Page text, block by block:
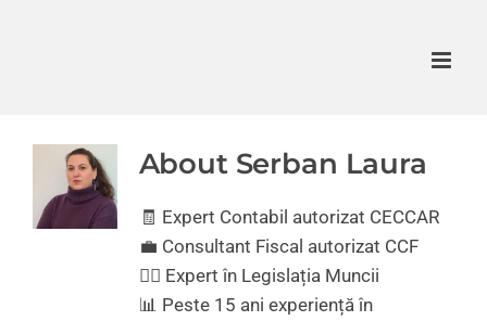
About Serban Laura
🧾 Expert Contabil autorizat CECCAR
💼 Consultant Fiscal autorizat CCF
👩‍⚖️ Expert în Legislația Muncii
📊 Peste 15 ani experiență în